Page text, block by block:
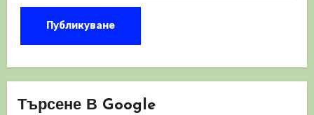
Търсене В Google